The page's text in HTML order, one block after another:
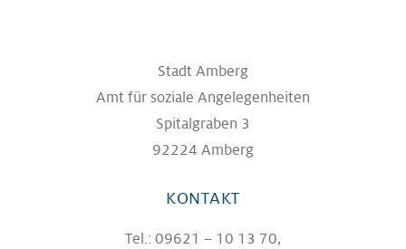
Stadt Amberg
Amt für soziale Angelegenheiten
Spitalgraben 3
92224 Amberg
KONTAKT
Tel.: 09621 – 10 13 70,